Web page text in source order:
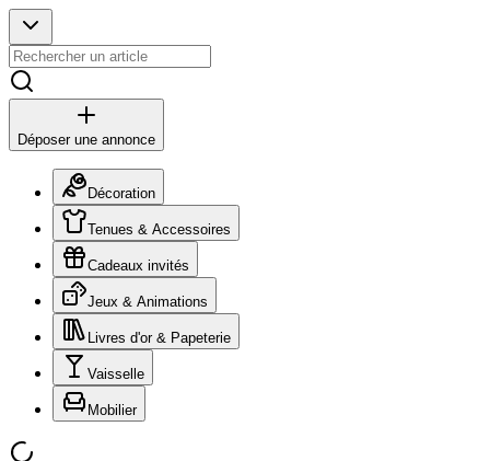
Déposer une annonce
Décoration
Tenues & Accessoires
Cadeaux invités
Jeux & Animations
Livres d'or & Papeterie
Vaisselle
Mobilier